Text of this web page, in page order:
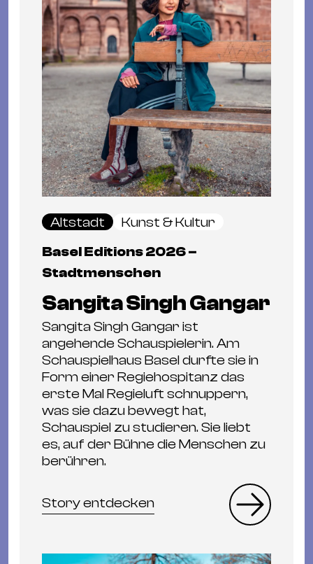
Altstadt
Kunst & Kultur
Basel Editions 2026 –
Stadtmenschen
Sangita Singh Gangar
Sangita Singh Gangar ist
angehende Schauspielerin. Am
Schauspielhaus Basel durfte sie in
Form einer Regiehospitanz das
erste Mal Regieluft schnuppern,
was sie dazu bewegt hat,
Schauspiel zu studieren. Sie liebt
es, auf der Bühne die Menschen zu
berühren.
Story entdecken